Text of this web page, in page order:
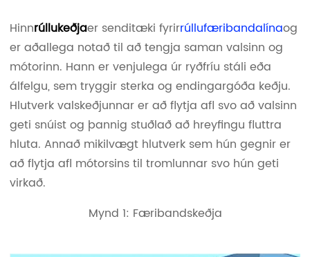
Hinnrúllukeðjaer senditæki fyrirrúllufæribandalínaog
er aðallega notað til að tengja saman valsinn og
mótorinn. Hann er venjulega úr ryðfríu stáli eða
álfelgu, sem tryggir sterka og endingargóða keðju.
Hlutverk valskeðjunnar er að flytja afl svo að valsinn
geti snúist og þannig stuðlað að hreyfingu fluttra
hluta. Annað mikilvægt hlutverk sem hún gegnir er
að flytja afl mótorsins til tromlunnar svo hún geti
virkað.
Mynd 1: Færibandskeðja